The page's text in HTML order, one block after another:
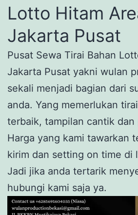
Lotto Hitam
Jakarta Pusat
Pusat Sewa Tirai Bahan
Jakarta Pusat yakni wulan
sekali menjadi bagian dari
anda. Yang memerlukan
terbaik, tampilan cantik dan
Harga yang kami tawarkan
kirim dan setting on time di
Jadi jika anda tertarik
hubungi kami saja ya.